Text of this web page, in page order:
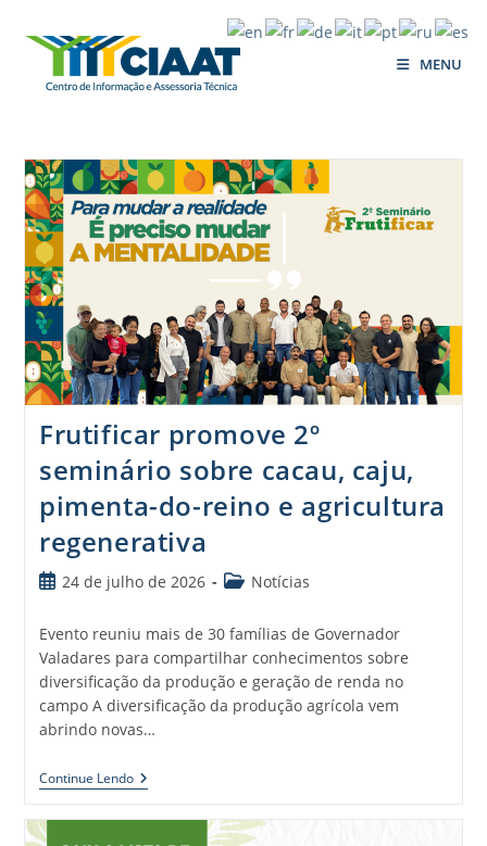
MENU
Frutificar promove 2º
seminário sobre cacau, caju,
pimenta-do-reino e agricultura
regenerativa
24 de julho de 2026 Notícias
Evento reuniu mais de 30 famílias de Governador
Valadares para compartilhar conhecimentos sobre
diversificação da produção e geração de renda no
campo A diversificação da produção agrícola vem
abrindo novas…
Continue Lendo